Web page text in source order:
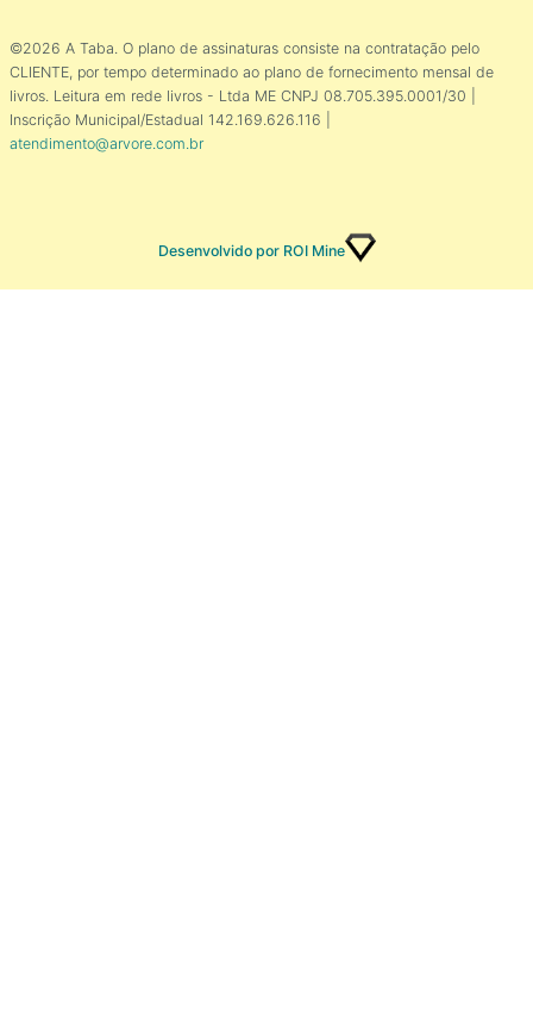
©2026 A Taba. O plano de assinaturas consiste na contratação pelo
CLIENTE, por tempo determinado ao plano de fornecimento mensal de
livros. Leitura em rede livros - Ltda ME CNPJ 08.705.395.0001/30 |
Inscrição Municipal/Estadual 142.169.626.116 |
atendimento@arvore.com.br
Desenvolvido por ROI Mine